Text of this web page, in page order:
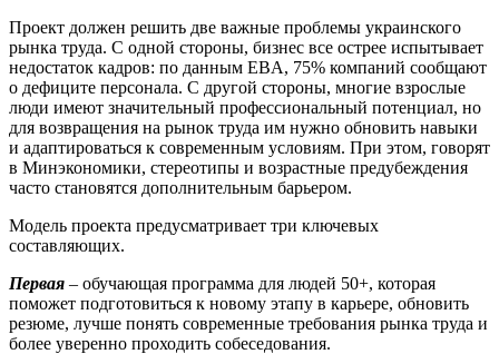
Проект должен решить две важные проблемы украинского
рынка труда. С одной стороны, бизнес все острее испытывает
недостаток кадров: по данным EBA, 75% компаний сообщают
о дефиците персонала. С другой стороны, многие взрослые
люди имеют значительный профессиональный потенциал, но
для возвращения на рынок труда им нужно обновить навыки
и адаптироваться к современным условиям. При этом, говорят
в Минэкономики, стереотипы и возрастные предубеждения
часто становятся дополнительным барьером.
Модель проекта предусматривает три ключевых
составляющих.
Первая – обучающая программа для людей 50+, которая
поможет подготовиться к новому этапу в карьере, обновить
резюме, лучше понять современные требования рынка труда и
более уверенно проходить собеседования.